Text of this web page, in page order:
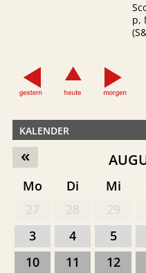
p,
KALENDER
«
Mo Di Mi
3
4 5
10
11 12